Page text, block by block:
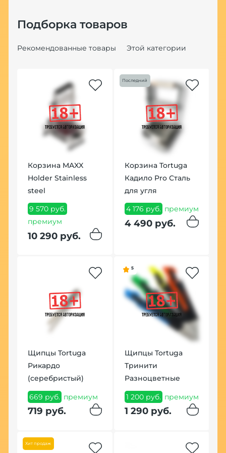
Подборка товаров
Рекомендованные товары Этой категории
Корзина MAXX
Holder Stainless
steel
9 570 руб.
премиум
10 290 руб.
Последний
Корзина Tortuga
Кадило Pro Сталь
для угля
4 176 руб. премиум
4 490 руб.
Щипцы Tortuga
Рикардо
(серебристый)
669 руб. премиум
719 руб.
5
Щипцы Tortuga
Тринити
Разноцветные
1 200 руб. премиум
1 290 руб.
Хит продаж